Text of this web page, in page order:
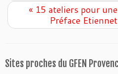
« 15 ateliers pour
Préface
Sites proches du GFEN